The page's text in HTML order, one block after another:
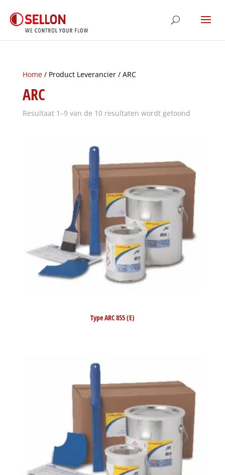
Home/ Product Leverancier / ARC
ARC
Resultaat 1–9 van de 10 resultaten wordt getoond
Type ARC 855 (E)